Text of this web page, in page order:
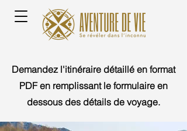
Demandez l'itinéraire détaillé en format
PDF en remplissant le formulaire en
dessous des détails de voyage.